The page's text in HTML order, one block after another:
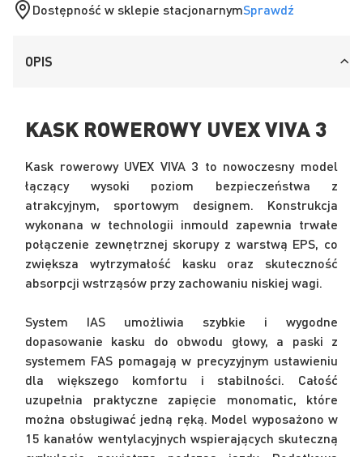
Dostępność w sklepie stacjonarnymSprawdź
OPIS
KASK ROWEROWY UVEX VIVA 3
Kask rowerowy UVEX VIVA 3 to nowoczesny model
łączący wysoki poziom bezpieczeństwa z
atrakcyjnym, sportowym designem. Konstrukcja
wykonana w technologii inmould zapewnia trwałe
połączenie zewnętrznej skorupy z warstwą EPS, co
zwiększa wytrzymałość kasku oraz skuteczność
absorpcji wstrząsów przy zachowaniu niskiej wagi.
System IAS umożliwia szybkie i wygodne
dopasowanie kasku do obwodu głowy, a paski z
systemem FAS pomagają w precyzyjnym ustawieniu
dla większego komfortu i stabilności. Całość
uzupełnia praktyczne zapięcie monomatic, które
można obsługiwać jedną ręką. Model wyposażono w
15 kanałów wentylacyjnych wspierających skuteczną